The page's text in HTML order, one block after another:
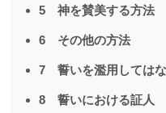
5 神を賛美する方法
6 その他の方法
7 誓いを濫用しては
8 誓いにおける証人